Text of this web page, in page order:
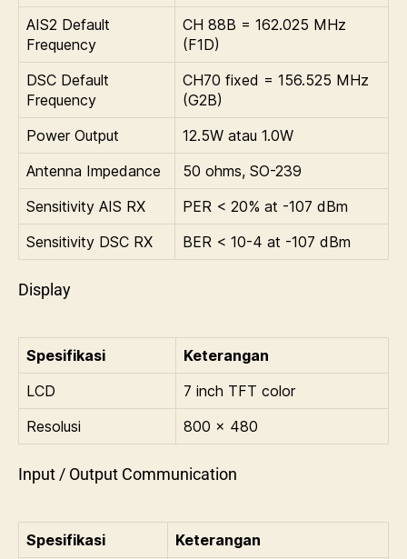
AIS2 Default
Frequency
CH 88B = 162.025 MHz
(F1D)
DSC Default
Frequency
CH70 fixed = 156.525 MHz
(G2B)
Power Output
12.5W atau 1.0W
Antenna Impedance
50 ohms, SO-239
Sensitivity AIS RX
PER < 20% at -107 dBm
Sensitivity DSC RX
BER < 10-4 at -107 dBm
Display
Spesifikasi
Keterangan
LCD
7 inch TFT color
Resolusi
800 x 480
Input / Output Communication
Spesifikasi
Keterangan